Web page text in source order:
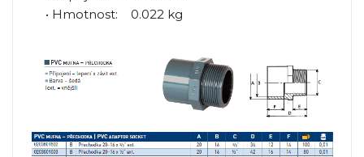
• Hmotnost: 0.022 kg